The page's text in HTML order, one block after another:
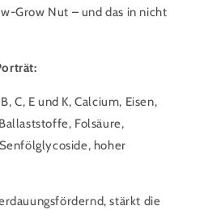
Grow Nut – und das in nicht
C, E und K, Calcium, Eisen,
Folsäure,
hoher
stärkt die